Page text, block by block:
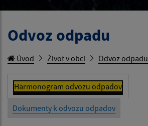
Odvoz odpadu
Úvod Život v obci Odvoz odpadu
Harmonogram odvozu odpadov
Dokumenty k odvozu odpadov